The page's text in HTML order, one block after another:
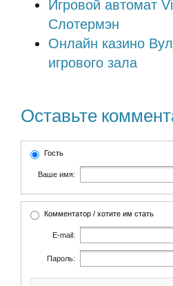
Игровой автомат
Слотермэн
Онлайн казино
игрового зала
Оставьте
Гость
Ваше имя:
Комментатор / хотите им стать
E-mail:
Пароль: